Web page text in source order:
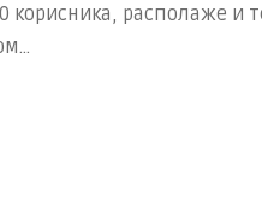
корисника, располаже и